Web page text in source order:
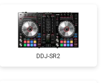
DDJ-SR2